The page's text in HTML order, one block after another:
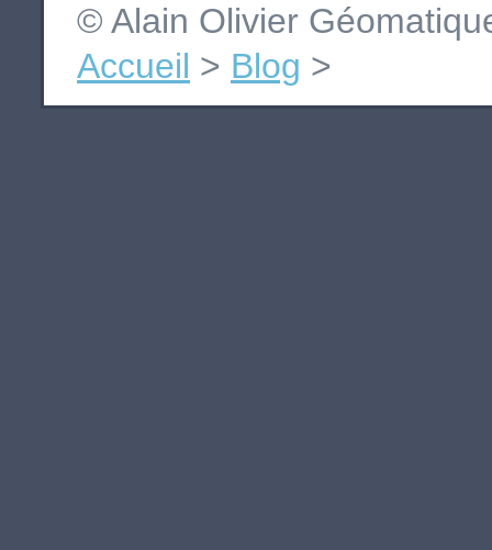
© Alain Olivier
Accueil > Blog >